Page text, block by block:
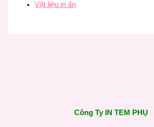
Vật liệu in ấn
Công Ty IN TEM PHỤ